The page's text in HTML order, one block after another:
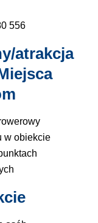
556
atrakcja
w obiekcie